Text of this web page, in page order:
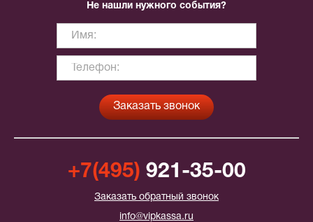
Не нашли нужного события?
+7(495) 921-35-00
Заказать обратный звонок
info@vipkassa.ru